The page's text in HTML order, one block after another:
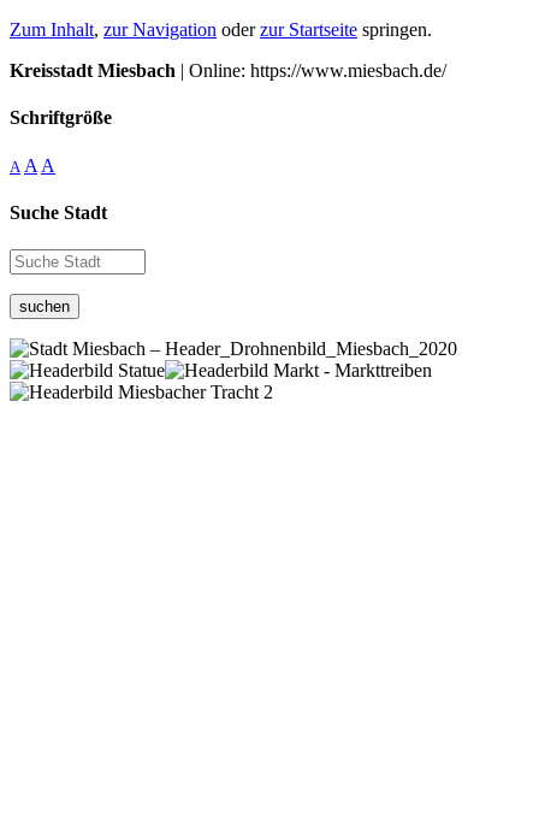
Zum Inhalt, zur Navigation oderzur Startseite springen.
Kreisstadt Miesbach | Online: https://www.miesbach.de/
Schriftgröße
A A A
Suche Stadt
suchen